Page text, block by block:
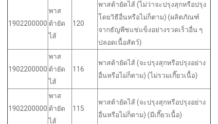
1902200000
พาส
ต้ายัด
ไส้
120
พาสต้ายัดไส้ (ไม่ว่าจะปรุงสุกหรือปรุง
โดยวิธีอื่นหรือไม่ก็ตาม) (ผลิตภัณฑ์
จากธัญพืชแช่แข็งอย่างรวดเร็วอื่น ๆ
ปลอดเนื้อสัตว์)
1902200000
พาส
ต้ายัด
ไส้
116
พาสต้ายัดไส้ (จะปรุงสุกหรือปรุงอย่าง
อื่นหรือไม่ก็ตาม) (ไม่รวมเกี๊ยวเนื้อ)
1902200000
พาส
ต้ายัด
ไส้
115
พาสต้ายัดไส้ (จะปรุงสุกหรือปรุงอย่าง
อื่นหรือไม่ก็ตาม) (มีเกี๊ยวเนื้อ)